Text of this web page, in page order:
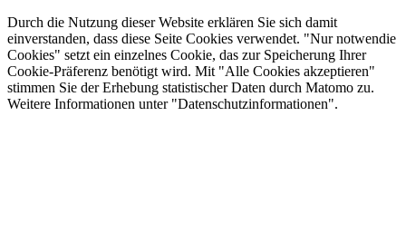
Durch die Nutzung dieser Website erklären Sie sich damit
einverstanden, dass diese Seite Cookies verwendet. "Nur notwendie
Cookies" setzt ein einzelnes Cookie, das zur Speicherung Ihrer
Cookie-Präferenz benötigt wird. Mit "Alle Cookies akzeptieren"
stimmen Sie der Erhebung statistischer Daten durch Matomo zu.
Weitere Informationen unter "Datenschutzinformationen".